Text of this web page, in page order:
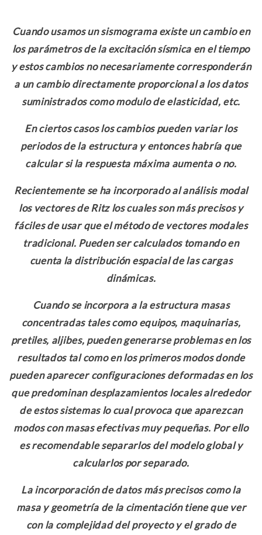
Cuando usamos un sismograma existe un cambio en
los parámetros de la excitación sísmica en el tiempo
y estos cambios no necesariamente corresponderán
a un cambio directamente proporcional a los datos
suministrados como modulo de elasticidad, etc.
En ciertos casos los cambios pueden variar los
periodos de la estructura y entonces habría que
calcular si la respuesta máxima aumenta o no.
Recientemente se ha incorporado al análisis modal
los vectores de Ritz los cuales son más precisos y
fáciles de usar que el método de vectores modales
tradicional. Pueden ser calculados tomando en
cuenta la distribución espacial de las cargas
dinámicas.
Cuando se incorpora a la estructura masas
concentradas tales como equipos, maquinarias,
pretiles, aljibes, pueden generarse problemas en los
resultados tal como en los primeros modos donde
pueden aparecer configuraciones deformadas en los
que predominan desplazamientos locales alrededor
de estos sistemas lo cual provoca que aparezcan
modos con masas efectivas muy pequeñas. Por ello
es recomendable separarlos del modelo global y
calcularlos por separado.
La incorporación de datos más precisos como la
masa y geometría de la cimentación tiene que ver
con la complejidad del proyecto y el grado de